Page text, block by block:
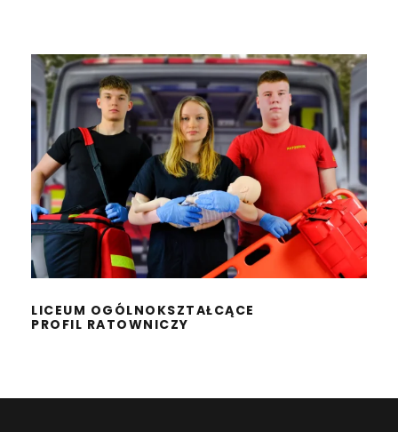
LICEUM OGÓLNOKSZTAŁCĄCE
PROFIL RATOWNICZY
LICEUM OGÓLNOKSZTAŁCĄCE
PROFIL RATOWNICZY